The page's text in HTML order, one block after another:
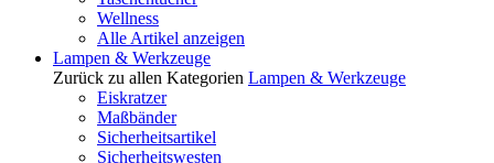
Wellness
Alle Artikel anzeigen
Lampen & Werkzeuge
Zurück zu allen Kategorien Lampen & Werkzeuge
Eiskratzer
Maßbänder
Sicherheitsartikel
Sicherheitswesten